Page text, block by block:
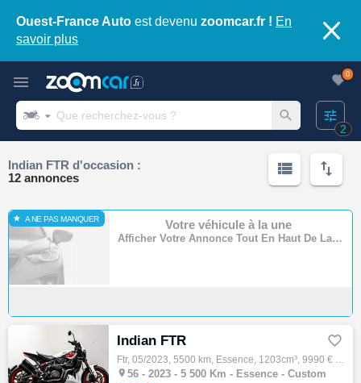
Ouest-France Auto est devenu zoomcar.fr ! En
savoir plus
2
0
Indian FTR d'occasion :
12 annonces
A NE PAS MANQUER Votre véhicule à la une
Afficher Votre Annonce Tout En Haut De La Page
Indian FTR 
Ftr, 05/2023, 5500 km, Essence, 1203cm³, 9990 € Equipements : INDIAN FTR 1200 Entretien fait pour la vente Historique d'entretien Silencieu…
 56 - 2023 - 5 500 Km - Essence - Custom